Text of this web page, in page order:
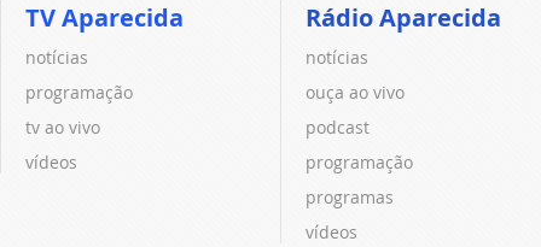
TV Aparecida
notícias
programação
tv ao vivo
vídeos
Rádio Aparecida
notícias
ouça ao vivo
podcast
programação
programas
vídeos